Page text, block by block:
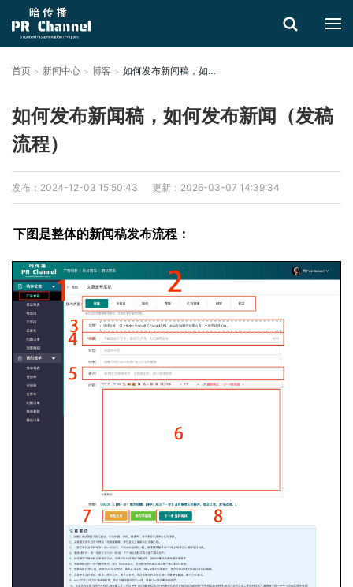
首页 新闻中心 博客 如何发布新闻稿，如何发布新闻（发稿流程）
如何发布新闻稿，如何发布新闻（发稿
流程）
发布：2024-12-03 15:50:43 更新：2026-03-07 14:39:34
下图是整体的新闻稿发布流程：